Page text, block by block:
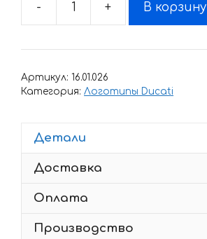
-
Количество
Наклейка
SENNA
+ В корзину
Артикул: 16.01.026
Категория: Логотипы Ducati
Детали
Доставка
Оплата
Производство